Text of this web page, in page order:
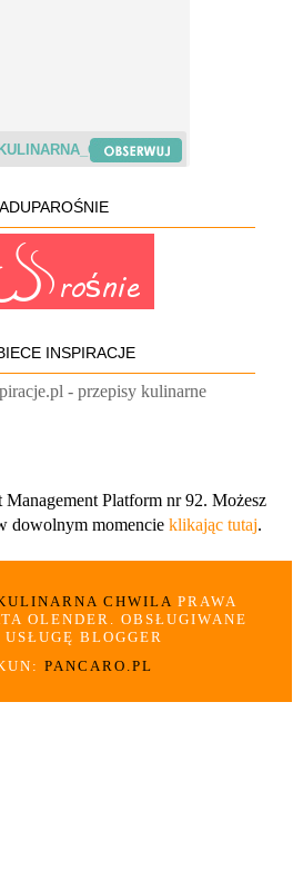
KULINARNA_CHWILA
ADUPAROŚNIE
INSPIRACJE
Platform nr 92. Możesz
dowolnym momencie klikając tutaj.
CHWILAPRAWA
OLENDER. OBSŁUGIWANE
USŁUGĘ BLOGGER
PANCARO.PL